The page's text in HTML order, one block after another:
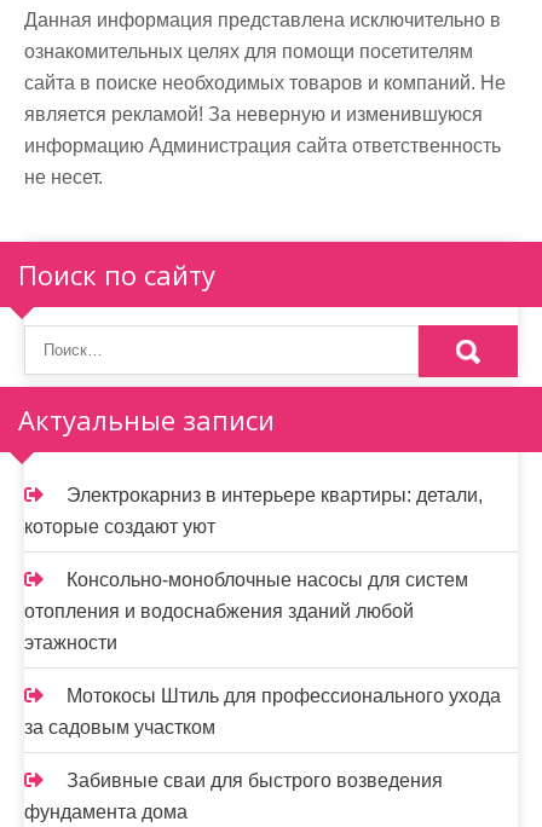
Данная информация представлена исключительно в
ознакомительных целях для помощи посетителям
сайта в поиске необходимых товаров и компаний. Не
является рекламой! За неверную и изменившуюся
информацию Администрация сайта ответственность
не несет.
Поиск по сайту
Актуальные записи
Электрокарниз в интерьере квартиры: детали,
которые создают уют
Консольно-моноблочные насосы для систем
отопления и водоснабжения зданий любой
этажности
Мотокосы Штиль для профессионального ухода
за садовым участком
Забивные сваи для быстрого возведения
фундамента дома